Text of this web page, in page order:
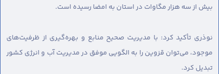
بیش از سه هزار مگاوات در استان به امضا رسیده است.
نوذری تأکید کرد: با مدیریت صحیح منابع و بهره‌گیری از ظرفیت‌های
موجود، می‌توان قزوین را به الگویی موفق در مدیریت آب و انرژی کشور
تبدیل کرد.